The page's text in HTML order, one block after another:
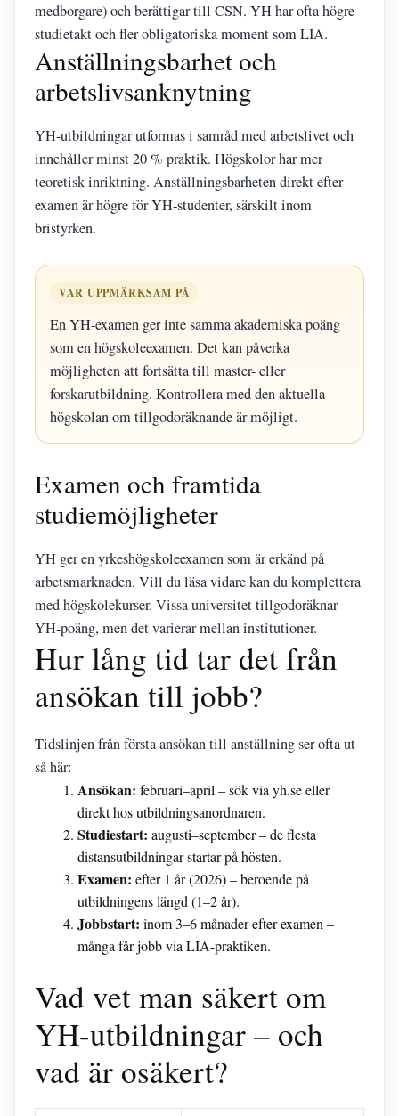
medborgare) och berättigar till CSN. YH har ofta högre
studietakt och fler obligatoriska moment som LIA.
Anställningsbarhet och
arbetslivsanknytning
YH-utbildningar utformas i samråd med arbetslivet och
innehåller minst 20 % praktik. Högskolor har mer
teoretisk inriktning. Anställningsbarheten direkt efter
examen är högre för YH-studenter, särskilt inom
bristyrken.
VAR UPPMÄRKSAM PÅ
En YH-examen ger inte samma akademiska poäng
som en högskoleexamen. Det kan påverka
möjligheten att fortsätta till master- eller
forskarutbildning. Kontrollera med den aktuella
högskolan om tillgodoräknande är möjligt.
Examen och framtida
studiemöjligheter
YH ger en yrkeshögskoleexamen som är erkänd på
arbetsmarknaden. Vill du läsa vidare kan du komplettera
med högskolekurser. Vissa universitet tillgodoräknar
YH-poäng, men det varierar mellan institutioner.
Hur lång tid tar det från
ansökan till jobb?
Tidslinjen från första ansökan till anställning ser ofta ut
så här:
Ansökan: februari–april – sök via yh.se eller
direkt hos utbildningsanordnaren.
Studiestart: augusti–september – de flesta
distansutbildningar startar på hösten.
Examen: efter 1 år (2026) – beroende på
utbildningens längd (1–2 år).
Jobbstart: inom 3–6 månader efter examen –
många får jobb via LIA-praktiken.
Vad vet man säkert om
YH-utbildningar – och
vad är osäkert?